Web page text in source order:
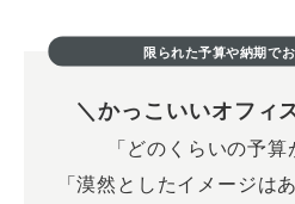
限られた予算や納期で
かっこいいオフィ
「どのくらいの予算
「漠然としたイメージは